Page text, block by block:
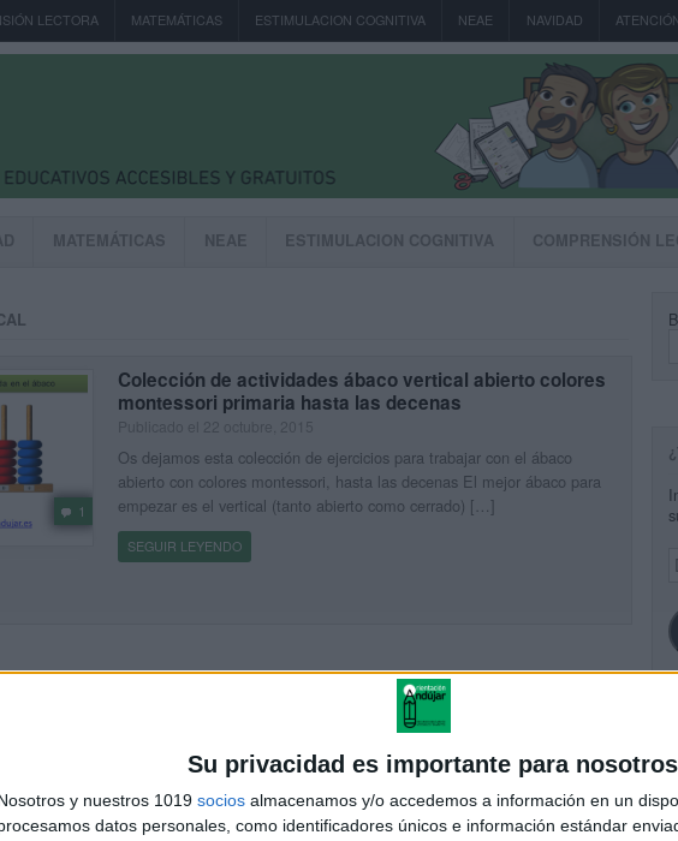
Su privacidad es importante para nosotros
y nuestros 1019 socios almacenamos y/o accedemos a información en un
datos personales, como identificadores únicos e información estándar
LECTORA MATEMÁTICAS ESTIMULACION COGNITIVA NEAE NAVIDAD
MATEMÁTICAS NEAE ESTIMULACION COGNITIVA COMPRENSIÓN
1
Colección de actividades ábaco vertical abierto colores
montessori primaria hasta las decenas
Os dejamos esta colección de ejercicios para trabajar con el ábaco
abierto con colores montessori, hasta las decenas El mejor ábaco para
empezar es el vertical (tanto abierto como cerrado) […]
SEGUIR LEYENDO